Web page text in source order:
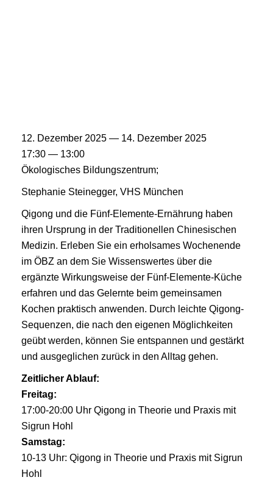
Qigong und die Fünf-Elemente-Ernährung haben
ihren Ursprung in der Traditionellen Chinesischen
Medizin. Erleben Sie ein erholsames Wochenende
im ÖBZ an dem Sie Wissenswertes über die
ergänzte Wirkungsweise der Fünf-Elemente-Küche
erfahren und das Gelernte beim gemeinsamen
Kochen praktisch anwenden. Durch leichte Qigong-
Sequenzen, die nach den eigenen Möglichkeiten
geübt werden, können Sie entspannen und gestärkt
und ausgeglichen zurück in den Alltag gehen.
Zeitlicher Ablauf:
Freitag:
17:00-20:00 Uhr Qigong in Theorie und Praxis mit
Sigrun Hohl
Samstag:
10-13 Uhr: Qigong in Theorie und Praxis mit Sigrun
Hohl
12. Dezember 2025 — 14. Dezember 2025
17:30 — 13:00
Ökologisches Bildungszentrum;
Stephanie Steinegger, VHS München